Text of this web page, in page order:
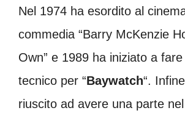
Nel 1974 ha esordito al
commedia “Barry McKenzie
Own” e 1989 ha iniziato a
tecnico per “Baywatch“.
riuscito ad avere una parte